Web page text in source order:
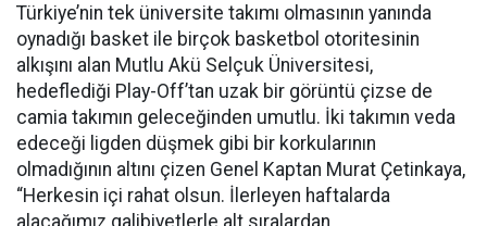
Türkiye’nin tek üniversite takımı olmasının yanında
oynadığı basket ile birçok basketbol otoritesinin
alkışını alan Mutlu Akü Selçuk Üniversitesi,
hedeflediği Play-Off’tan uzak bir görüntü çizse de
camia takımın geleceğinden umutlu. İki takımın veda
edeceği ligden düşmek gibi bir korkularının
olmadığının altını çizen Genel Kaptan Murat Çetinkaya,
“Herkesin içi rahat olsun. İlerleyen haftalarda
alacağımız galibiyetlerle alt sıralardan